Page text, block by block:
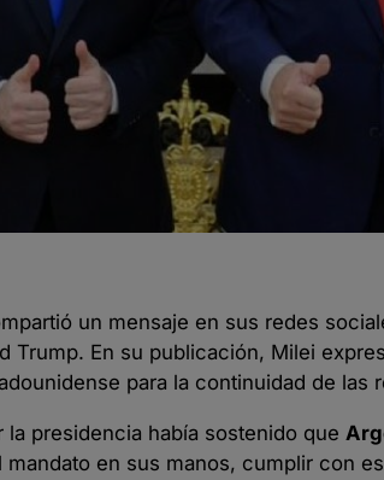
un mensaje en sus redes
Trump. En su publicación, Milei
para la continuidad de las
presidencia había sostenido que
mandato en sus manos, cumplir con